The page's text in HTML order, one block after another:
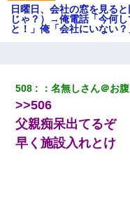
日曜日、会社の窓を見る
じゃ？）→俺電話「今何
と！」俺「会社にいない
て近寄ったら女の子がお
父が他界→父のフリン相
ことは謝ります。ごめん
って知ってるの？」相手
508 ：名無しさん＠お腹
>>506
父親痴呆出てるぞ
早く施設入れとけ